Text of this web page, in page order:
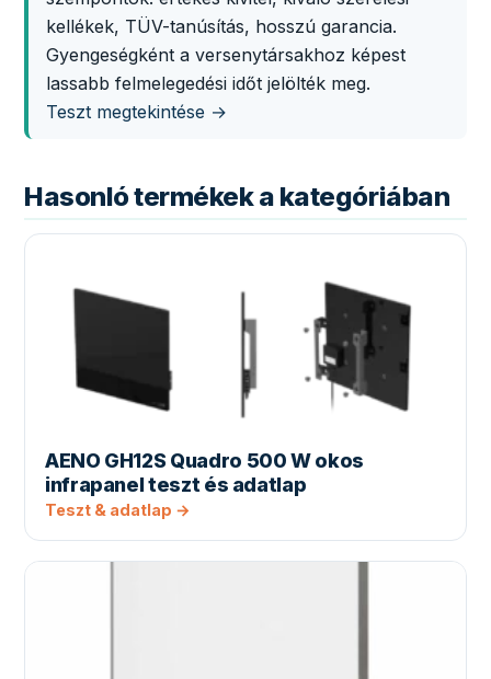
kellékek, TÜV-tanúsítás, hosszú garancia.
Gyengeségként a versenytársakhoz képest
lassabb felmelegedési időt jelölték meg.
Teszt megtekintése →
Hasonló termékek a kategóriában
AENO GH12S Quadro 500 W okos
infrapanel teszt és adatlap
Teszt & adatlap →